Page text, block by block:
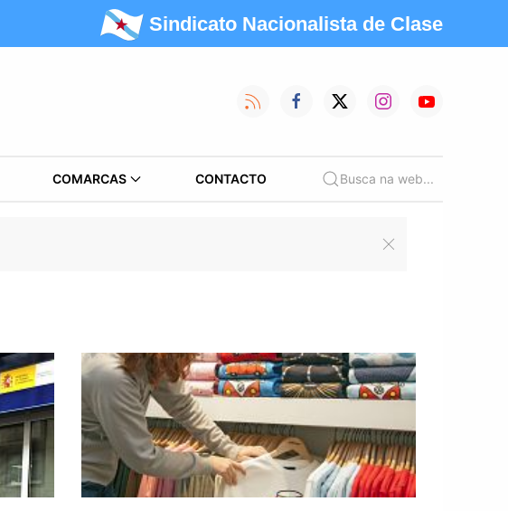
Sindicato Nacionalista de Clase
COMARCAS CONTACTO Busca na web...